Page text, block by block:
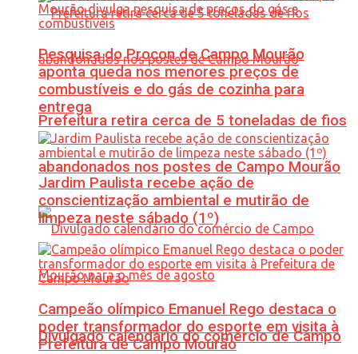
Prefeitura retira cerca de 5 toneladas de fios
abandonados nos postes de Campo Mourão
Divulgado calendário do comércio de Campo
Pesquisa do Procon de Campo Mourão
aponta queda nos menores preços de
combustíveis e do gás de cozinha para
entrega
Jardim Paulista recebe ação de
conscientização ambiental e mutirão de
limpeza neste sábado (1º)
Campeão olímpico Emanuel Rego destaca o
poder transformador do esporte em visita à
Prefeitura de Campo Mourão